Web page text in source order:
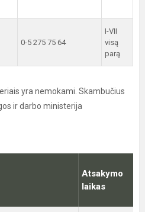
0-5 275 75 64
I-VII
visą
parą
yra nemokami. Skambučius
ir darbo ministerija
Atsakymo
laikas